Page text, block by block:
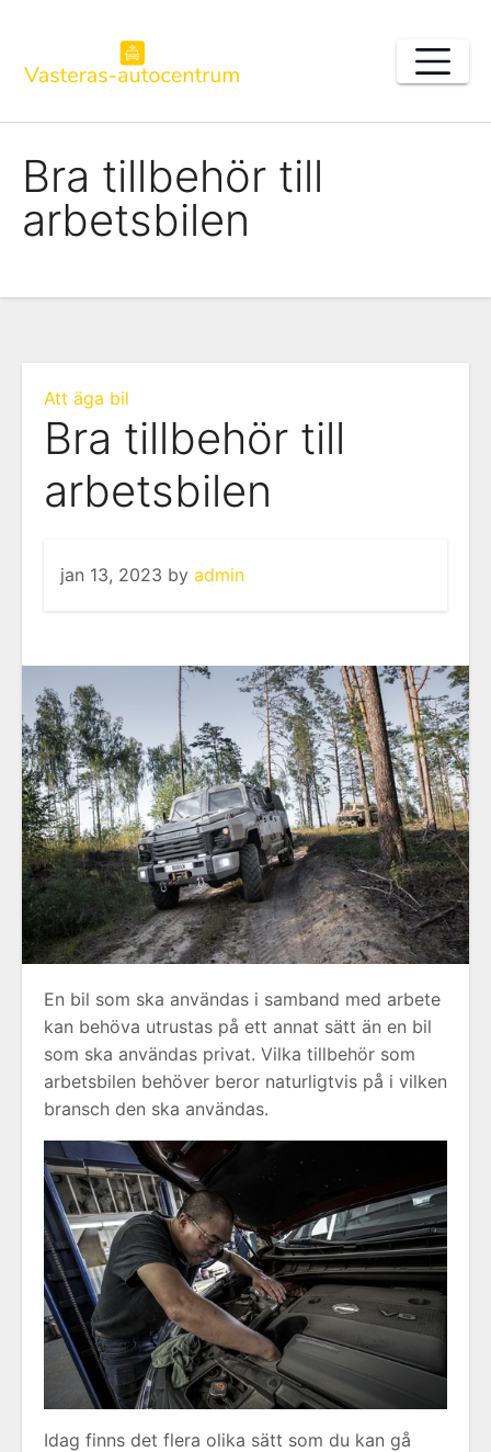
content
Bra tillbehör till
arbetsbilen
Att äga bil
Bra tillbehör till
arbetsbilen
jan 13, 2023 by admin
En bil som ska användas i samband med arbete
kan behöva utrustas på ett annat sätt än en bil
som ska användas privat. Vilka tillbehör som
arbetsbilen behöver beror naturligtvis på i vilken
bransch den ska användas.
Idag finns det flera olika sätt som du kan gå